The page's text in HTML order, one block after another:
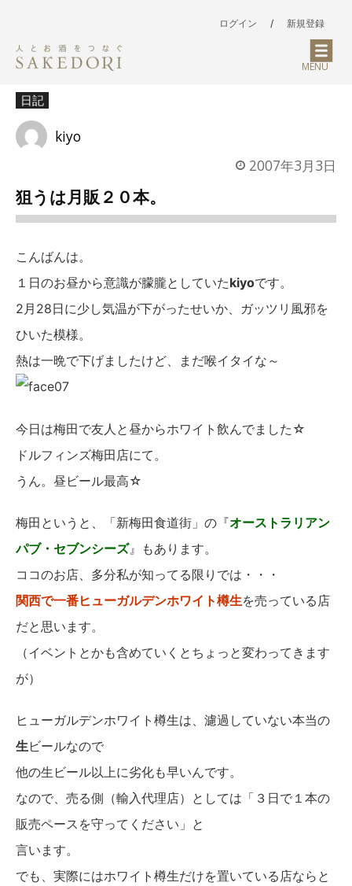
ログイン / 新規登録
MENU
日記
kiyo
2007年3月3日
狙うは月販２０本。
こんばんは。
１日のお昼から意識が朦朧としていたkiyoです。
2月28日に少し気温が下がったせいか、ガッツリ風邪を
ひいた模様。
熱は一晩で下げましたけど、まだ喉イタイな～
今日は梅田で友人と昼からホワイト飲んでました☆
ドルフィンズ梅田店にて。
うん。昼ビール最高☆
梅田というと、「新梅田食道街」の『オーストラリアン
パブ・セブンシーズ』もあります。
ココのお店、多分私が知ってる限りでは・・・
関西で一番ヒューガルデンホワイト樽生を売っている店
だと思います。
（イベントとかも含めていくとちょっと変わってきます
が）
ヒューガルデンホワイト樽生は、濾過していない本当の
生ビールなので
他の生ビール以上に劣化も早いんです。
なので、売る側（輸入代理店）としては「３日で１本の
販売ペースを守ってください」と
言います。
でも、実際にはホワイト樽生だけを置いている店ならと